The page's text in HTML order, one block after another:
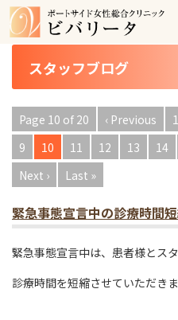
スタッフブログ
Page 10 of 20 ‹ Previous 1
9
10 11 12 13 14
Next ›
Last »
緊急事態宣言中の診療時間
緊急事態宣言中は、患者様とス
診療時間を短縮させていただきま